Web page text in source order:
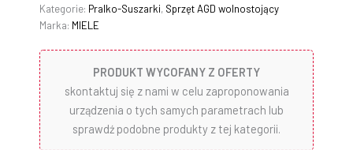
Kategorie: Pralko-Suszarki, Sprzęt AGD wolnostojący
Marka: MIELE
PRODUKT WYCOFANY Z OFERTY
skontaktuj się z nami w celu zaproponowania
urządzenia o tych samych parametrach lub
sprawdź podobne produkty z tej kategorii.